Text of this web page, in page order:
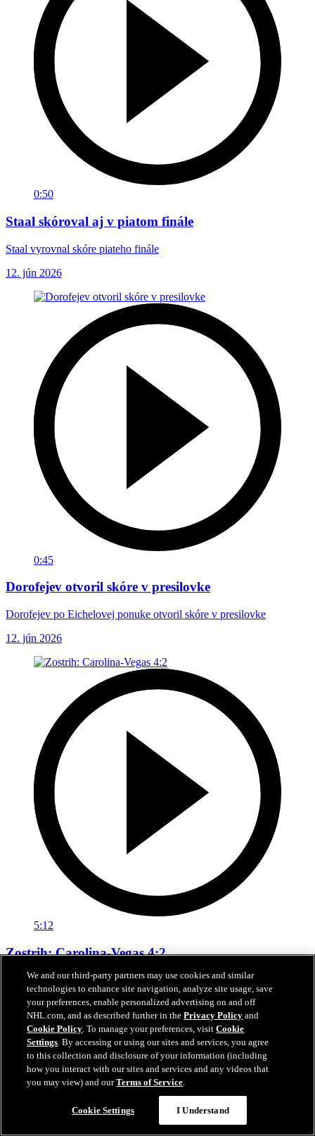
0:50
Staal skóroval aj v piatom finále
Staal vyrovnal skóre piateho finále
12. jún 2026
0:45
Dorofejev otvoril skóre v presilovke
Dorofejev po Eichelovej ponuke otvoril skóre v presilovke
12. jún 2026
5:12
Zostrih: Carolina-Vegas 4:2
Zostrih piateho finále Stanley Cupu
12. jún 2026
We and our third-party partners may use cookies and similar
technologies to enhance site navigation, analyze site usage, save
your preferences, enable personalized advertising on and off
NHL.com, and as described further in thePrivacy Policy and
Cookie Policy. To manage your preferences, visitCookie
Settings. By accessing or using our sites and services, you agree
to this collection and disclosure of your information (including
how you interact with our sites and services and any videos that
you may view) and ourTerms of Service.
Cookie Settings I Understand